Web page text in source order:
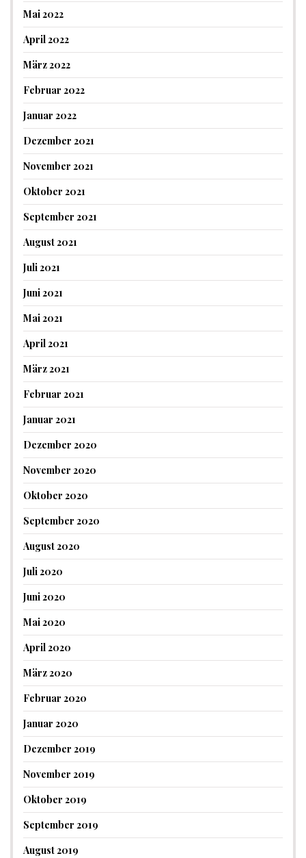
Mai 2022
April 2022
März 2022
Februar 2022
Januar 2022
Dezember 2021
November 2021
Oktober 2021
September 2021
August 2021
Juli 2021
Juni 2021
Mai 2021
April 2021
März 2021
Februar 2021
Januar 2021
Dezember 2020
November 2020
Oktober 2020
September 2020
August 2020
Juli 2020
Juni 2020
Mai 2020
April 2020
März 2020
Februar 2020
Januar 2020
Dezember 2019
November 2019
Oktober 2019
September 2019
August 2019